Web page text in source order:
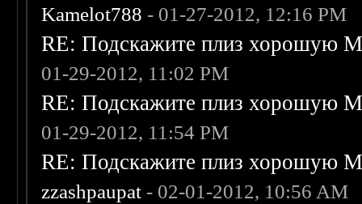
Kamelot788 - 01-27-2012, 12:16 PM
RE: Подскажите плиз хорошую
01-29-2012, 11:02 PM
RE: Подскажите плиз хорошую
01-29-2012, 11:54 PM
RE: Подскажите плиз хорошую
zzashpaupat - 02-01-2012, 10:56 AM